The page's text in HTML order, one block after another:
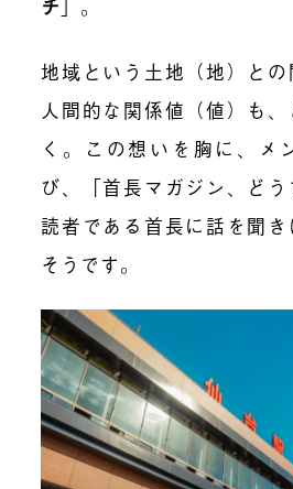
チ 」。
地域という土地（地）と
人間的な関係値（値）も
く。この想いを胸に、メ
び、「首長マガジン、ど
読者である首長に話を聞
そうです。